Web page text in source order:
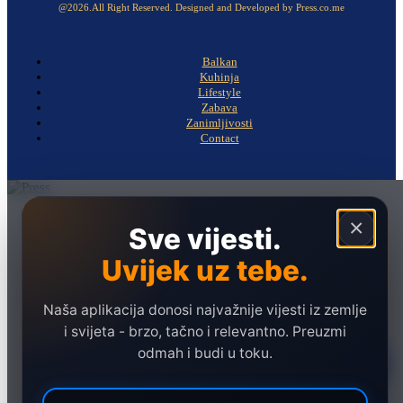
@2026.All Right Reserved. Designed and Developed by Press.co.me
Balkan
Kuhinja
Lifestyle
Zabava
Zanimljivosti
Contact
×
Sve vijesti.
Uvijek uz tebe.
Naša aplikacija donosi najvažnije vijesti iz zemlje
i svijeta - brzo, tačno i relevantno. Preuzmi
odmah i budi u toku.
Ekonomija